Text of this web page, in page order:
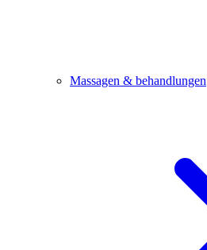
Massagen & behandlungen